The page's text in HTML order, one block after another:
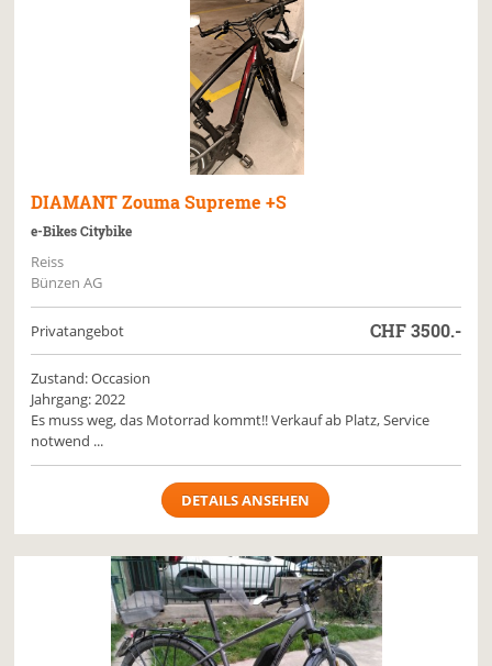
DIAMANT Zouma Supreme +S
e-Bikes Citybike
Reiss
Bünzen AG
Privatangebot CHF3500.-
Zustand: Occasion
Jahrgang: 2022
Es muss weg, das Motorrad kommt!! Verkauf ab Platz, Service
notwend ...
DETAILS ANSEHEN